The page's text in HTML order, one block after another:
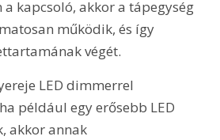
kapcsoló, akkor a tápegység
működik, és így
végét.
LED dimmerrel
például egy erősebb LED
akkor annak